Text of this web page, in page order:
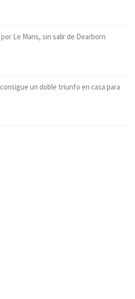
Le Mans, sin salir de Dearborn
consigue un doble triunfo en casa para